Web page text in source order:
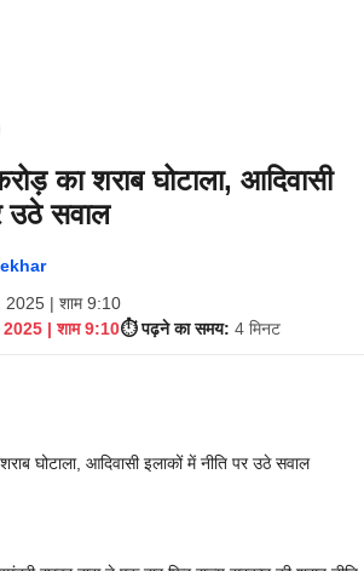
का शराब घोटाला, आदिवासी
उठे सवाल
2025 | शाम 9:10
| शाम 9:10⏱️ पढ़ने का समय: 4 मिनट